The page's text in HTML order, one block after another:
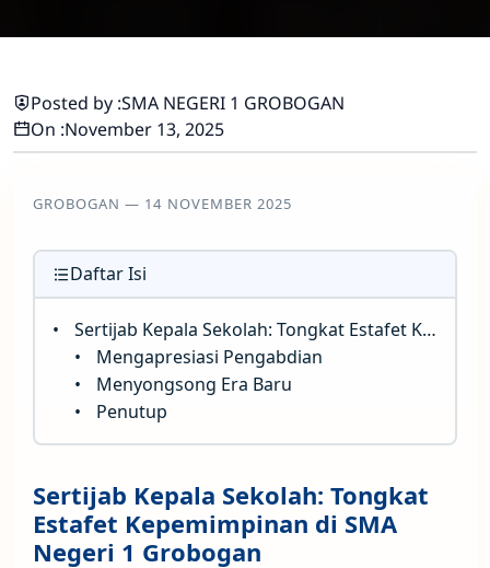
Posted by :SMA NEGERI 1 GROBOGAN
On :November 13, 2025
GROBOGAN — 14 NOVEMBER 2025
Daftar Isi
Sertijab Kepala Sekolah: Tongkat Estafet Kepemimpinan di SMA Negeri 1 Grobogan
Mengapresiasi Pengabdian
Menyongsong Era Baru
Penutup
Sertijab Kepala Sekolah: Tongkat
Estafet Kepemimpinan di SMA
Negeri 1 Grobogan